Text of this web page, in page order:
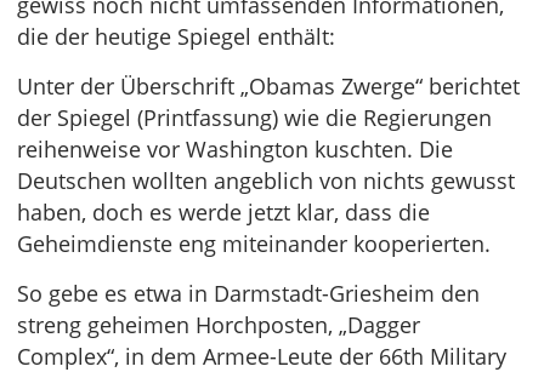
die der heutige Spiegel enthält:
Unter der Überschrift „Obamas Zwerge“ berichtet
der Spiegel (Printfassung) wie die Regierungen
reihenweise vor Washington kuschten. Die
Deutschen wollten angeblich von nichts gewusst
haben, doch es werde jetzt klar, dass die
Geheimdienste eng miteinander kooperierten.
So gebe es etwa in Darmstadt-Griesheim den
streng geheimen Horchposten, „Dagger
Complex“, in dem Armee-Leute der 66th Military